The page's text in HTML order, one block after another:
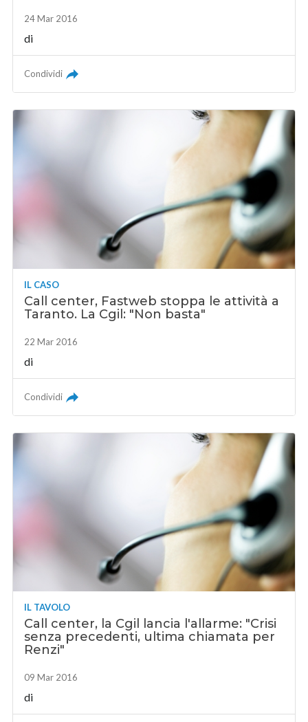
24 Mar 2016
di
Condividi
IL CASO
Call center, Fastweb stoppa le attività a
Taranto. La Cgil: "Non basta"
22 Mar 2016
di
Condividi
IL TAVOLO
Call center, la Cgil lancia l'allarme: "Crisi
senza precedenti, ultima chiamata per
Renzi"
09 Mar 2016
di